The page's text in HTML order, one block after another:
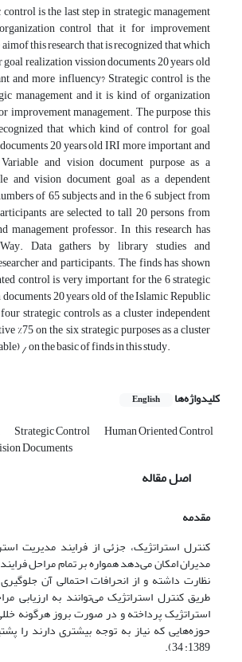
is the last step in strategic management
control that it for improvement
this research that is recognized that which
realization vission documents 20 years old
and more influency? Strategic control is the
management and it is kind of organization
improvement management. The purpose this
that which kind of control for goal
20 years old IRI more important and
and vision document purpose as a
and vision document goal as a dependent
of 65 subjects and in the 6 subject from
are selected to tall 20 persons from
management professor. In this research has
Data gathers by library studies and
control is very important for the 6 strategic
20 years old of the Islamic Republic
%75 on the six strategic purposes as a cluster
(independent variable) ٫ on the basic of finds in this study.
کلیدواژه‌ها English
Strategic Control Human Oriented Control
Documents
اصل مقاله
مقدمه
کنترل استراتژیک، جزئی از فرایند مدیریت
مدیران امکان می‌دهد همواره بر تمام مراحل
نظارت داشته و از انحرافات احتمالی آن
طریق کنترل استراتژیک می‌توانند به ارزیابی
استراتژیک پرداخته و در صورت بروز هرگونه
حوزه‌هایی که نیاز به توجه بیشتری دارند را
1389: 34).